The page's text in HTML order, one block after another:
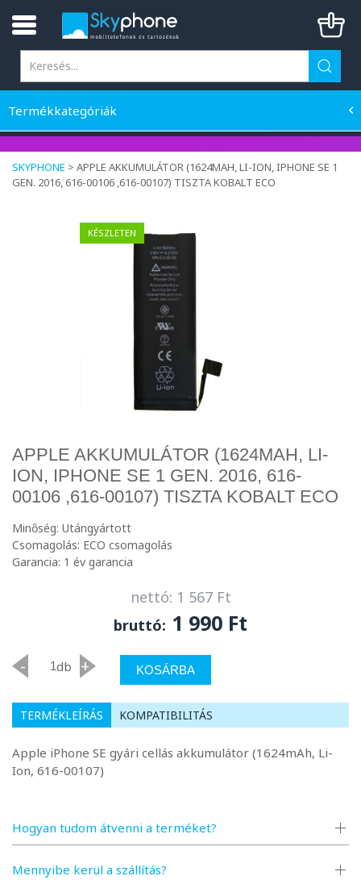
Termékkategóriák
SKYPHONE > APPLE AKKUMULÁTOR (1624MAH, LI-ION, IPHONE SE 1
GEN. 2016, 616-00106 ,616-00107) TISZTA KOBALT ECO
KÉSZLETEN
APPLE AKKUMULÁTOR (1624MAH, LI-
ION, IPHONE SE 1 GEN. 2016, 616-
00106 ,616-00107) TISZTA KOBALT ECO
Minőség: Utángyártott
Csomagolás: ECO csomagolás
Garancia: 1 év garancia
nettó: 1 567 Ft
bruttó: 1 990 Ft
- db + KOSÁRBA
Hogyan tudom átvenni a terméket?
Mennyibe kerül a szállítás?
TERMÉKLEÍRÁS KOMPATIBILITÁS
Apple iPhone SE gyári cellás akkumulátor (1624mAh, Li-
Ion, 616-00107)